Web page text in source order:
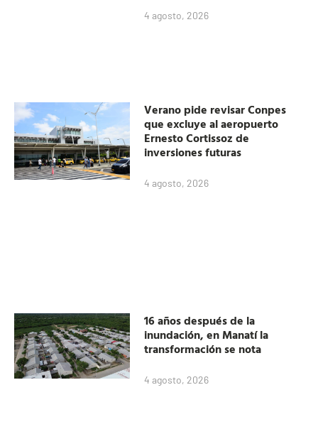
4 agosto, 2026
Verano pide revisar Conpes
que excluye al aeropuerto
Ernesto Cortissoz de
inversiones futuras
4 agosto, 2026
16 años después de la
inundación, en Manatí la
transformación se nota
4 agosto, 2026